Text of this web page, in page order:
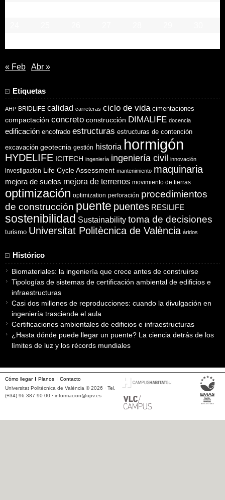
« Feb Abr »
Etiquetas
AHP BRIDLIFE calidad carreteras ciclo de vida cimentaciones
compactación concreto construcción DIMALIFE docencia
edificación encofrado estructuras estructuras de contención
excavación geotecnia gestión historia hormigón
HYDELIFE ICITECH ingeniería ingeniería civil innovación
investigación Life Cycle Assessment mantenimiento maquinaria
mejora de suelos mejora de terrenos movimiento de tierras
optimización optimization perforación procedimientos
de construcción puente puentes RESILIFE
sostenibilidad Sustainability toma de decisiones
turismo Universitat Politècnica de València áridos
Histórico
Biomateriales: la ingeniería que crece antes de construirse
Tipologías de sistemas de certificación ambiental de edificios e
infraestructuras
Casi dos millones de reproducciones: cuando la divulgación en
ingeniería trasciende el aula
Certificaciones ambientales de edificios e infraestructuras
¿Hasta dónde puede llegar un puente? La ciencia detrás de los
límites de luz y los récords mundiales
Cómo llegar Planos
Contacto
Universitat Politècnica de València © 2026 · Tel.
(+34) 96 387 90 00 · informacion@upv.es